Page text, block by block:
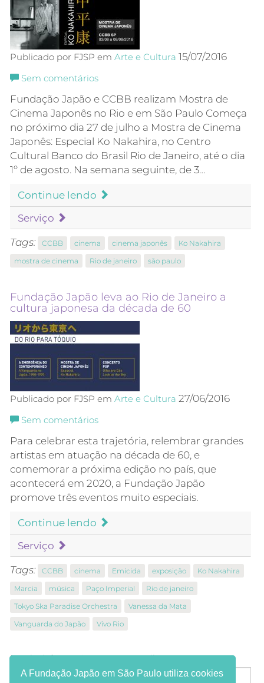
Publicado por FJSP em Arte e Cultura 15/07/2016
Sem comentários
Fundação Japão e CCBB realizam Mostra de
Cinema Japonês no Rio e em São Paulo Começa
no próximo dia 27 de julho a Mostra de Cinema
Japonês: Especial Ko Nakahira, no Centro
Cultural Banco do Brasil Rio de Janeiro, até o dia
1º de agosto. Na semana seguinte, de 3…
Continue lendo
Serviço
Tags: CCBB cinema cinema japonês
Ko Nakahira
mostra de cinema
Rio de janeiro são paulo
Fundação Japão leva ao Rio de Janeiro a
cultura japonesa da década de 60
Publicado por FJSP em Arte e Cultura 27/06/2016
Sem comentários
Para celebrar esta trajetória, relembrar grandes
artistas em atuação na década de 60, e
comemorar a próxima edição no país, que
acontecerá em 2020, a Fundação Japão
promove três eventos muito especiais.
Continue lendo
Serviço
Tags: CCBB cinema Emicida exposição
Ko Nakahira
Marcia
música Paço Imperial
Rio de janeiro
Tokyo Ska Paradise Orchestra
Vanessa da Mata
Vanguarda do Japão
Vivo Rio
Receba informações em seu e-mail:
A Fundação Japão em São Paulo utiliza cookies